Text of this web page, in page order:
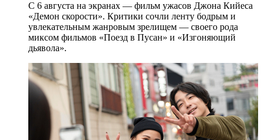
С 6 августа на экранах — фильм ужасов Джона Кийеса
«Демон скорости». Критики сочли ленту бодрым и
увлекательным жанровым зрелищeм — своего рода
миксом фильмов «Поезд в Пусан» и «Изгоняющий
дьявола».